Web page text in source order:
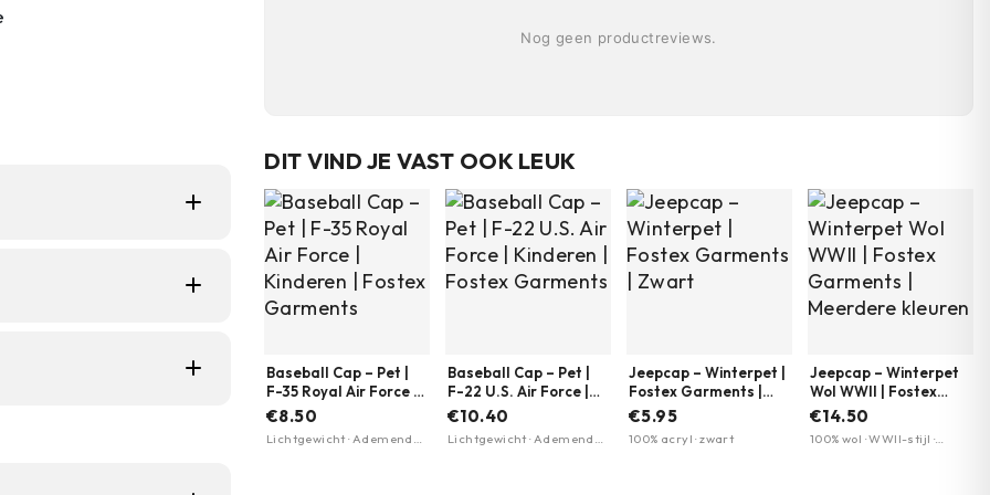
waardoor hij
op je hoofd en zet
Nog geen productreviews.
DIT VIND JE VAST OOK LEUK
Baseball Cap – Pet |
F-35 Royal Air Force |
Kinderen | Fostex
€8.50
Lichtgewicht · Ademend
Baseball Cap – Pet |
F-22 U.S. Air Force |
Kinderen | Fostex
€10.40
Lichtgewicht · Ademend
Jeepcap – Winterpet |
Fostex Garments |
Zwart
€5.95
100% acryl · zwart
Jeepcap – Winterpet
Wol WWII | Fostex
Garments | Meerdere
€14.50
100% wol · WWII-stijl ·